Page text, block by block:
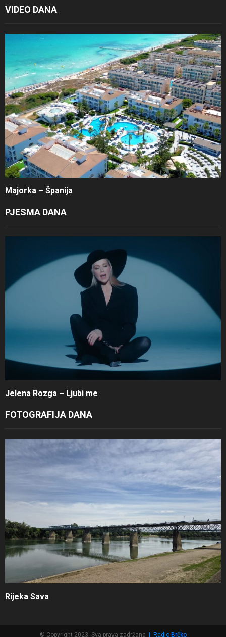
VIDEO DANA
Majorka – Španija
PJESMA DANA
Jelena Rozga – Ljubi me
FOTOGRAFIJA DANA
Rijeka Sava
© Copyright 2023, Sva prava zadržana | Radio Brčko